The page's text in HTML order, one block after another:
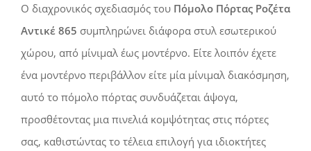
Ο διαχρονικός σχεδιασμός του Πόμολο Πόρτας Ροζέτα
Αντικέ 865 συμπληρώνει διάφορα στυλ εσωτερικού
χώρου, από μίνιμαλ έως μοντέρνο. Είτε λοιπόν έχετε
ένα μοντέρνο περιβάλλον είτε μία μίνιμαλ διακόσμηση,
αυτό το πόμολο πόρτας συνδυάζεται άψογα,
προσθέτοντας μια πινελιά κομψότητας στις πόρτες
σας, καθιστώντας τo τέλεια επιλογή για ιδιοκτήτες